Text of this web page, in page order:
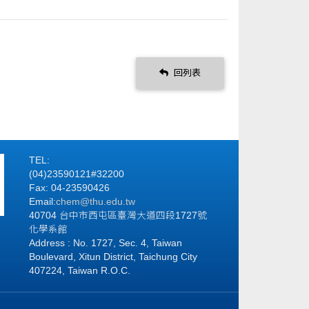
回列表
TEL:
(04)23590121#32200
Fax: 04-23590426
Email:chem@thu.edu.tw
40704 台中市西屯區臺灣大道四段1727號
化學系館
Address : No. 1727, Sec. 4, Taiwan
Boulevard, Xitun District, Taichung City
407224, Taiwan R.O.C.